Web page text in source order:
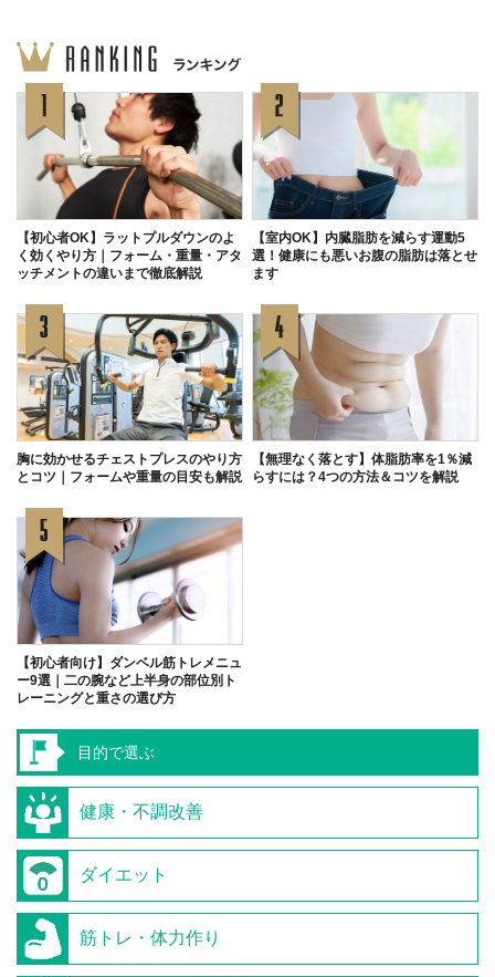
【初心者OK】ラットプルダウンのよ
く効くやり方｜フォーム・重量・アタ
ッチメントの違いまで徹底解説
【室内OK】内臓脂肪を減らす運動5
選！健康にも悪いお腹の脂肪は落とせ
ます
胸に効かせるチェストプレスのやり方
とコツ｜フォームや重量の目安も解説
【無理なく落とす】体脂肪率を1％減
らすには？4つの方法＆コツを解説
【初心者向け】ダンベル筋トレメニュ
ー9選｜二の腕など上半身の部位別ト
レーニングと重さの選び方
目的で選ぶ
健康・不調改善
ダイエット
筋トレ・体力作り